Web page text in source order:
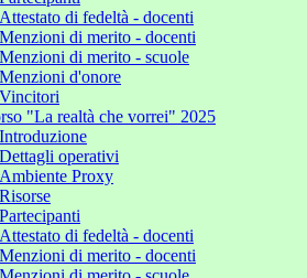
Attestato di fedeltà - docenti
Menzioni di merito - docenti
Menzioni di merito - scuole
Menzioni d'onore
Vincitori
"La realtà che vorrei" 2025
Introduzione
Dettagli operativi
Ambiente Proxy
Risorse
Partecipanti
Attestato di fedeltà - docenti
Menzioni di merito - docenti